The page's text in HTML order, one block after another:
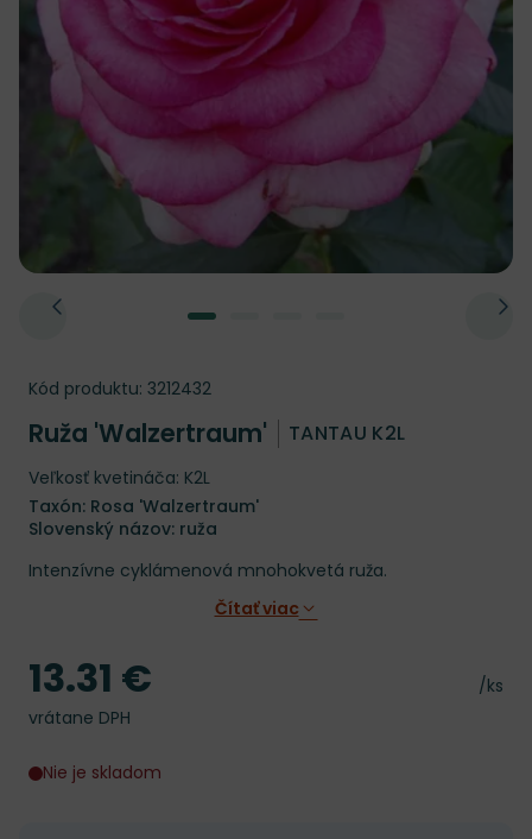
Kód produktu: 3212432
Ruža 'Walzertraum' TANTAU K2L
Veľkosť kvetináča: K2L
Taxón: Rosa 'Walzertraum'
Slovenský názov: ruža
Intenzívne cyklámenová mnohokvetá ruža.
Čítať viac
Cena
/ks
Cena
13.31 €
vrátane DPH
Nie je skladom